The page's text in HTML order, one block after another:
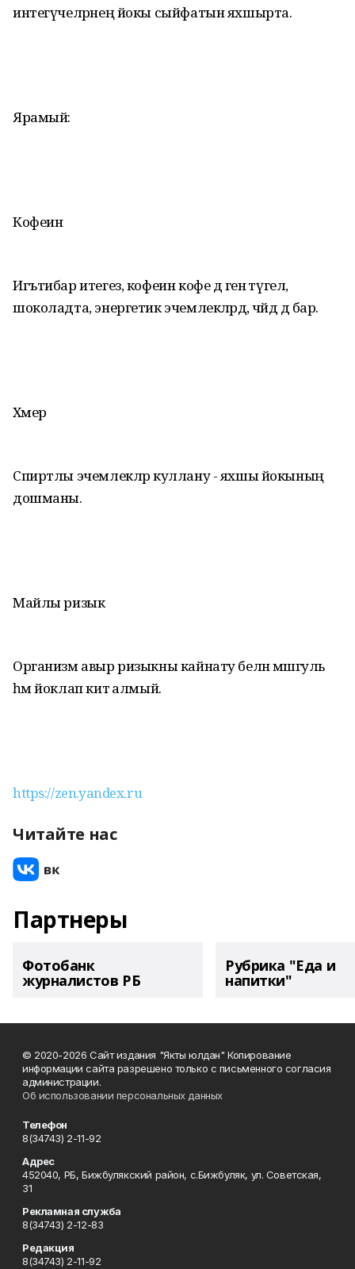
интегүчеләрнең йокы сыйфатын яхшырта.
Ярамый:
Кофеин
Игътибар итегез, кофеин кофе дә генә түгел,
шоколадта, энергетик эчемлекләрдә, чәйдә дә бар.
Хәмер
Спиртлы эчемлекләр куллану - яхшы йокының
дошманы.
Майлы ризык
Организм авыр ризыкны кайнату белән мәшгуль
һәм йоклап китә алмый.
https://zen.yandex.ru
Читайте нас
Партнеры
Фотобанк
журналистов РБ
Рубрика "Еда и
напитки"
© 2020-2026 Сайт издания "Якты юлдан" Копирование
информации сайта разрешено только с письменного согласия
администрации.
Об использовании персональных данных
Телефон
8(34743) 2-11-92
Адрес
452040, РБ, Бижбулякский район, с.Бижбуляк, ул. Советская,
31
Рекламная служба
8(34743) 2-12-83
Редакция
8(34743) 2-11-92